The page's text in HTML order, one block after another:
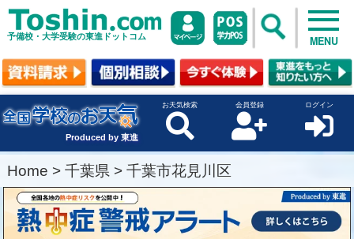
予備校・大学受験の東進ドットコム MENU
Produced by 東進
お天気検索 会員登録 ログイン
Home > 千葉県 > 千葉市花見川区